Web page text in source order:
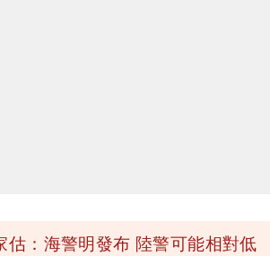
：海警明發布 陸警可能相對低